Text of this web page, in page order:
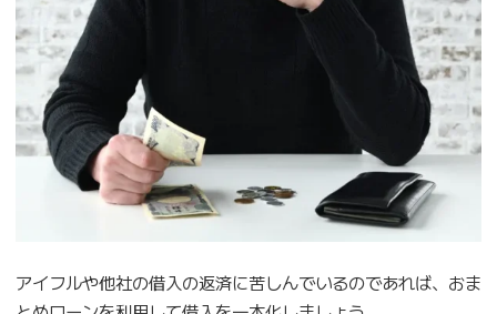
アイフルや他社の借入の返済に苦しんでいるのであれば、おま